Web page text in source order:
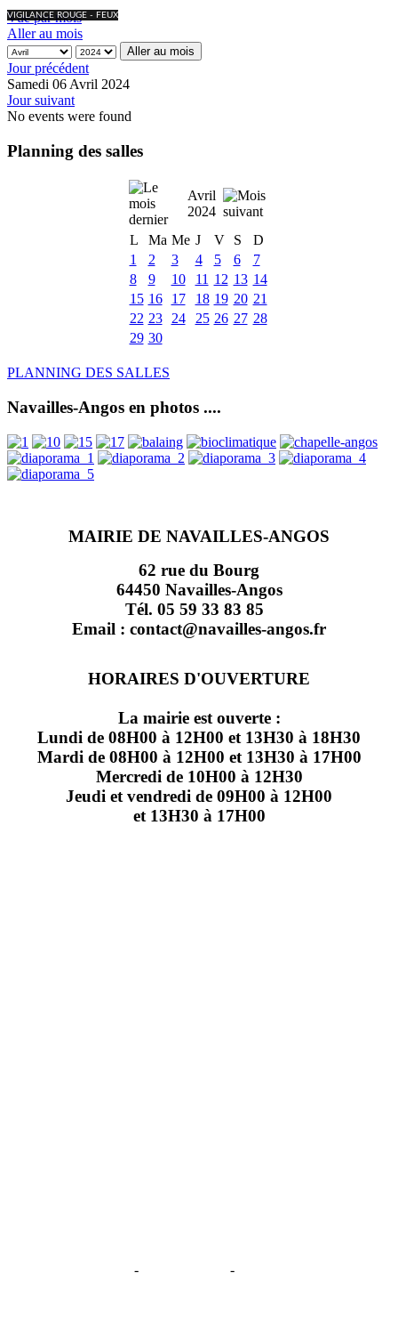
VIGILANCE ROUGE - FEUX
Vue par mois
Aller au mois
Aller au mois
Jour précédent
Samedi 06 Avril 2024
Jour suivant
No events were found
Planning des salles
Avril
2024
L
Ma Me J V S
D
1
2 3 4 5 6
7
8
9 10 11 12 13 14
15 16 17 18 19 20 21
22 23 24 25 26 27 28
29 30
PLANNING DES SALLES
Navailles-Angos en photos ....
MAIRIE DE NAVAILLES-ANGOS
62 rue du Bourg
64450 Navailles-Angos
Tél. 05 59 33 83 85
Email : contact@navailles-angos.fr
HORAIRES D'OUVERTURE
La mairie est ouverte :
Lundi de 08H00 à 12H00 et 13H30 à 18H30
Mardi de 08H00 à 12H00 et 13H30 à 17H00
Mercredi de 10H00 à 12H30
Jeudi et vendredi de 09H00 à 12H00
et 13H30 à 17H00
- -